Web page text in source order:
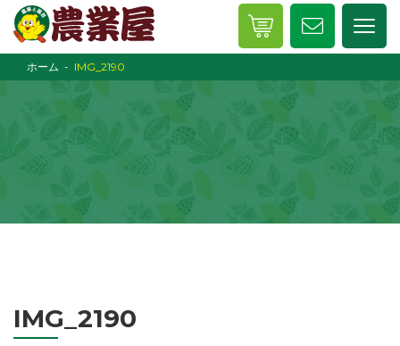
ホーム IMG_2190
IMG_2190